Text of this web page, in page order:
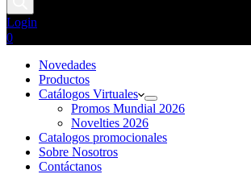
Login
0
Novedades
Productos
Catálogos Virtuales
Promos Mundial 2026
Novelties 2026
Catalogos promocionales
Sobre Nosotros
Contáctanos